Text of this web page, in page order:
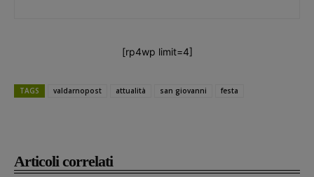
Articoli correlati
[rp4wp limit=4]
TAGS valdarnopost attualità san giovanni festa